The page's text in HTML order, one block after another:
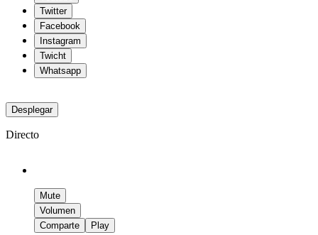
Twitter
Facebook
Instagram
Twicht
Whatsapp
Desplegar
Directo
Mute
Volumen
Comparte
Play